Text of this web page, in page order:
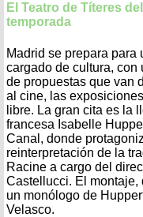
El Teatro de Títeres
temporada
Madrid se prepara para
cargado de cultura, con
de propuestas que van
al cine, las
libre. La gran cita es la
francesa Isabelle
Canal, donde
reinterpretación de la
Racine a cargo del
Castellucci. El montaje,
un monólogo de
Velasco.